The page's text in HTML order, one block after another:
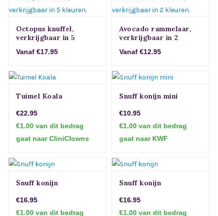
Octopus knuffel,
verkrijgbaar in 5
Vanaf €17.95
Avocado rammelaar,
verkrijgbaar in 2
Vanaf €12.95
Tuimel Koala
€22.95
€1.00 van dit bedrag
gaat naar CliniClowns
Snuff konijn mini
€10.95
€1.00 van dit bedrag
gaat naar KWF
Snuff konijn
€16.95
€1.00 van dit bedrag
Snuff konijn
€16.95
€1.00 van dit bedrag